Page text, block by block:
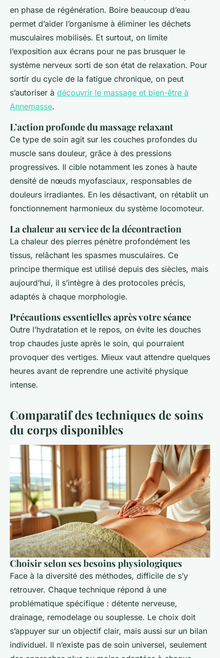
en phase de régénération. Boire beaucoup d’eau
permet d’aider l’organisme à éliminer les déchets
musculaires mobilisés. Et surtout, on limite
l’exposition aux écrans pour ne pas brusquer le
système nerveux sorti de son état de relaxation. Pour
sortir du cycle de la fatigue chronique, on peut
s’autoriser à découvrir le massage et bien-être à
Annemasse.
L’action profonde du massage relaxant
Ce type de soin agit sur les couches profondes du
muscle sans douleur, grâce à des pressions
progressives. Il cible notamment les zones à haute
densité de nœuds myofasciaux, responsables de
douleurs irradiantes. En les désactivant, on rétablit un
fonctionnement harmonieux du système locomoteur.
La chaleur au service de la décontraction
La chaleur des pierres pénètre profondément les
tissus, relâchant les spasmes musculaires. Ce
principe thermique est utilisé depuis des siècles, mais
aujourd’hui, il s’intègre à des protocoles précis,
adaptés à chaque morphologie.
Précautions essentielles après votre séance
Outre l’hydratation et le repos, on évite les douches
trop chaudes juste après le soin, qui pourraient
provoquer des vertiges. Mieux vaut attendre quelques
heures avant de reprendre une activité physique
intense.
Comparatif des techniques de soins
du corps disponibles
Choisir selon ses besoins physiologiques
Face à la diversité des méthodes, difficile de s’y
retrouver. Chaque technique répond à une
problématique spécifique : détente nerveuse,
drainage, remodelage ou souplesse. Le choix doit
s’appuyer sur un objectif clair, mais aussi sur un bilan
individuel. Il n’existe pas de soin universel, seulement